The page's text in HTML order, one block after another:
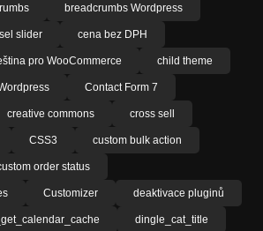
breadcrumbs Wordpress
slider cena bez DPH
pro WooCommerce child theme
Contact Form 7
creative commons cross sell
CSS3 custom bulk action
order status
Customizer deaktivace pluginů
dingle_cat_title